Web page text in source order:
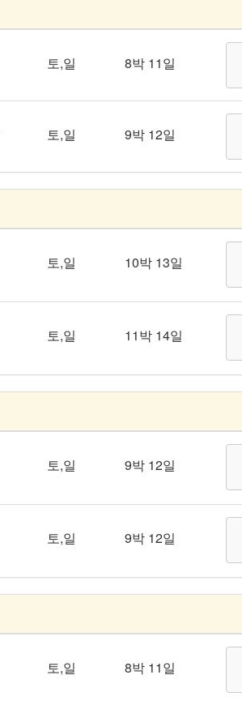
토,일 8박 11일
토,일 9박 12일
토,일 10박 13일
토,일 11박 14일
토,일 9박 12일
토,일 9박 12일
토,일 8박 11일